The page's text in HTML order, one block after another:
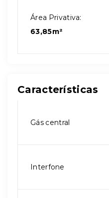
Área Privativa:
63,85m²
Características
Gás central
Interfone